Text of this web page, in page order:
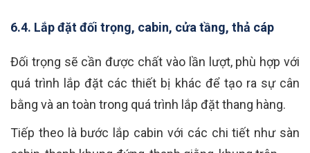
6.4. Lắp đặt đối trọng, cabin, cửa tầng, thả cáp
Đối trọng sẽ cần được chất vào lần lượt, phù hợp với
quá trình lắp đặt các thiết bị khác để tạo ra sự cân
bằng và an toàn trong quá trình lắp đặt thang hàng.
Tiếp theo là bước lắp cabin với các chi tiết như sàn